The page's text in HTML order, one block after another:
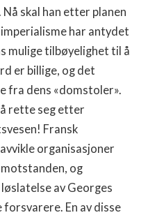
skal han etter planen
har antydet
mulige tilbøyelighet til å
er billige, og det
fra dens «domstoler».
rette seg etter
Fransk
organisasjoner
og
av Georges
En av disse